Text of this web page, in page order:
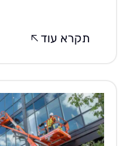
תקרא עוד